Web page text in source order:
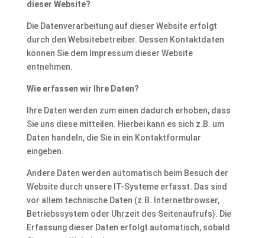
dieser Website?
Die Datenverarbeitung auf dieser Website erfolgt
durch den Websitebetreiber. Dessen Kontaktdaten
können Sie dem Impressum dieser Website
entnehmen.
Wie erfassen wir Ihre Daten?
Ihre Daten werden zum einen dadurch erhoben, dass
Sie uns diese mitteilen. Hierbei kann es sich z.B. um
Daten handeln, die Sie in ein Kontaktformular
eingeben.
Andere Daten werden automatisch beim Besuch der
Website durch unsere IT-Systeme erfasst. Das sind
vor allem technische Daten (z.B. Internetbrowser,
Betriebssystem oder Uhrzeit des Seitenaufrufs). Die
Erfassung dieser Daten erfolgt automatisch, sobald